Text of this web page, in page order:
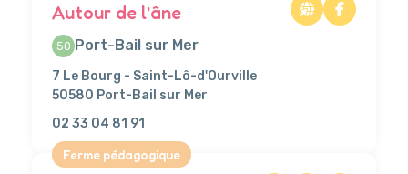
Autour de l’âne
50 Port-Bail sur Mer
7 Le Bourg - Saint-Lô-d'Ourville
50580 Port-Bail sur Mer
02 33 04 81 91
Ferme pédagogique